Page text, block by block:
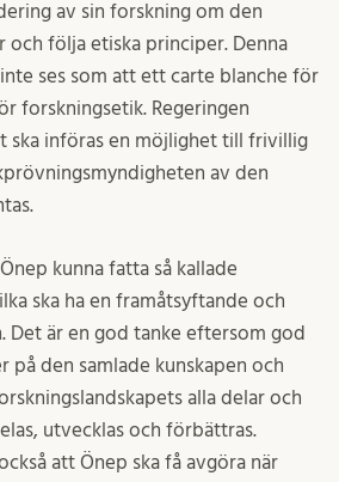
av sin forskning om den
och följa etiska principer. Denna
inte ses som att ett carte blanche för
forskningsetik. Regeringen
ska införas en möjlighet till frivillig
av den
kunna fatta så kallade
ska ha en framåtsyftande och
Det är en god tanke eftersom god
på den samlade kunskapen och
alla delar och
utvecklas och förbättras.
att Önep ska få avgöra när